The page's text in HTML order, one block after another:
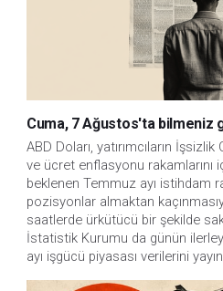
Cuma, 7 Ağustos'ta bilmeniz
ABD Doları, yatırımcıların İşsizlik
ve ücret enflasyonu rakamlarını
beklenen Temmuz ayı istihdam
pozisyonlar almaktan
saatlerde ürkütücü bir şekilde
İstatistik Kurumu da günün
ayı işgücü piyasası verilerini